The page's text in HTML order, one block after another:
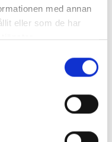
med annan
eller som de har
för dina
syfte vidtagit
åtkomst,
av